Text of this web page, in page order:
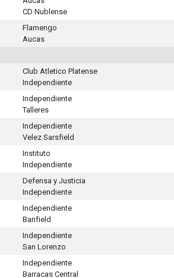
CD Nublense
Flamengo
Aucas
Club Atletico Platense
Independiente
Independiente
Talleres
Independiente
Velez Sarsfield
Instituto
Independiente
Defensa y Justicia
Independiente
Independiente
Banfield
Independiente
San Lorenzo
Independiente
Barracas Central